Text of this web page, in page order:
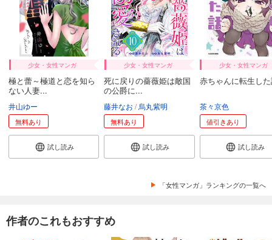
少女・女性マンガ
極と蕾～極道と恋を知ら
ない人妻...
井山ゆー
無料あり
試し読み
少女・女性マンガ
死に戻りの薔薇姫は敵国
の公爵に...
藤井なお 烏丸紫明
無料あり
試し読み
少女・女性マンガ
赤ちゃんに転生し
茶々京色
値引きあり
試し読み
「女性マンガ」ランキングの一覧へ
作者のこれもおすすめ